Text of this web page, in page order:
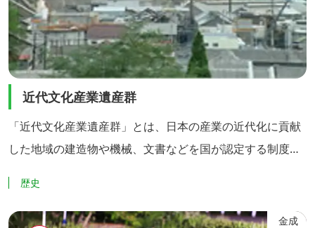
近代文化産業遺産群
「近代文化産業遺産群」とは、日本の産業の近代化に貢献
した地域の建造物や機械、文書などを国が認定する制度で
献した、東北地方有数の金属供給源として、県内で唯一認
定されました。鉱業が産業の花形だったころの、まちの輝
歴史
金成